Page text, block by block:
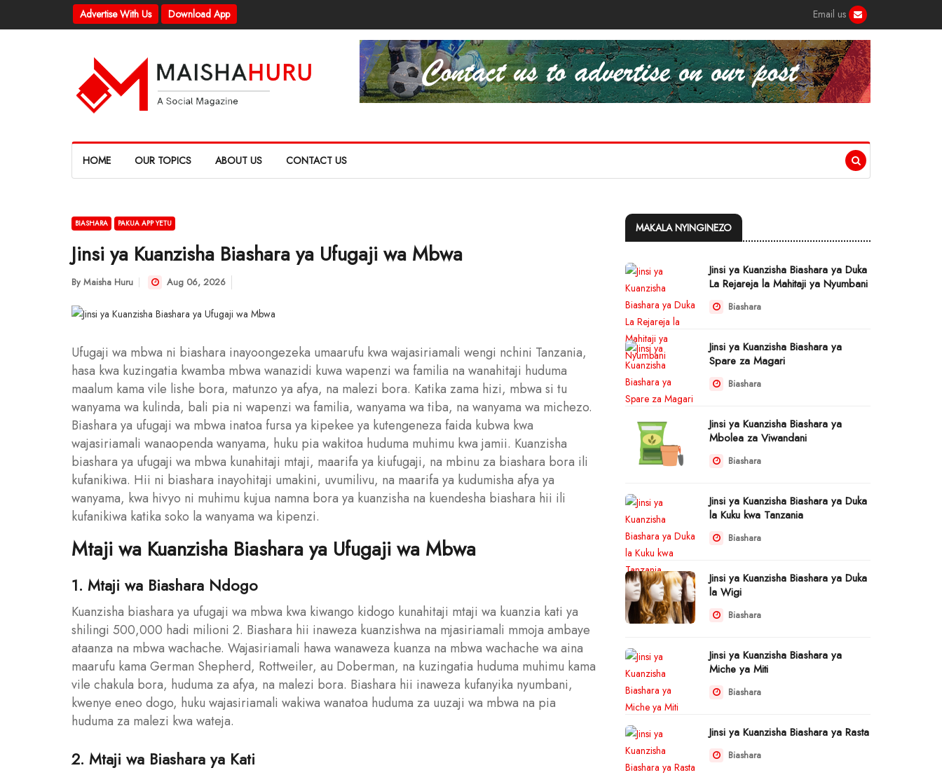
Advertise With Us Download App Email us
HOME OUR TOPICS ABOUT US CONTACT US
BIASHARA PAKUA APP YETU
Jinsi ya Kuanzisha Biashara ya Ufugaji wa Mbwa
By Maisha Huru Aug 06, 2026
Ufugaji wa mbwa ni biashara inayoongezeka umaarufu kwa wajasiriamali wengi nchini Tanzania,
hasa kwa kuzingatia kwamba mbwa wanazidi kuwa wapenzi wa familia na wanahitaji huduma
maalum kama vile lishe bora, matunzo ya afya, na malezi bora. Katika zama hizi, mbwa si tu
wanyama wa kulinda, bali pia ni wapenzi wa familia, wanyama wa tiba, na wanyama wa michezo.
Biashara ya ufugaji wa mbwa inatoa fursa ya kipekee ya kutengeneza faida kubwa kwa
wajasiriamali wanaopenda wanyama, huku pia wakitoa huduma muhimu kwa jamii. Kuanzisha
biashara ya ufugaji wa mbwa kunahitaji mtaji, maarifa ya kiufugaji, na mbinu za biashara bora ili
kufanikiwa. Hii ni biashara inayohitaji umakini, uvumilivu, na maarifa ya kudumisha afya ya
wanyama, kwa hivyo ni muhimu kujua namna bora ya kuanzisha na kuendesha biashara hii ili
kufanikiwa katika soko la wanyama wa kipenzi.
Mtaji wa Kuanzisha Biashara ya Ufugaji wa Mbwa
1. Mtaji wa Biashara Ndogo
Kuanzisha biashara ya ufugaji wa mbwa kwa kiwango kidogo kunahitaji mtaji wa kuanzia kati ya
shilingi 500,000 hadi milioni 2. Biashara hii inaweza kuanzishwa na mjasiriamali mmoja ambaye
ataanza na mbwa wachache. Wajasiriamali hawa wanaweza kuanza na mbwa wachache wa aina
maarufu kama German Shepherd, Rottweiler, au Doberman, na kuzingatia huduma muhimu kama
vile chakula bora, huduma za afya, na malezi bora. Biashara hii inaweza kufanyika nyumbani,
kwenye eneo dogo, huku wajasiriamali wakiwa wanatoa huduma za uuzaji wa mbwa na pia
huduma za malezi kwa wateja.
2. Mtaji wa Biashara ya Kati
MAKALA NYINGINEZO
Jinsi ya Kuanzisha Biashara ya Duka
La Rejareja la Mahitaji ya Nyumbani
Biashara
Jinsi ya Kuanzisha Biashara ya
Spare za Magari
Biashara
Jinsi ya Kuanzisha Biashara ya
Mbolea za Viwandani
Biashara
Jinsi ya Kuanzisha Biashara ya Duka
la Kuku kwa Tanzania
Biashara
Jinsi ya Kuanzisha Biashara ya Duka
la Wigi
Biashara
Jinsi ya Kuanzisha Biashara ya
Miche ya Miti
Biashara
Jinsi ya Kuanzisha Biashara ya Rasta
Biashara